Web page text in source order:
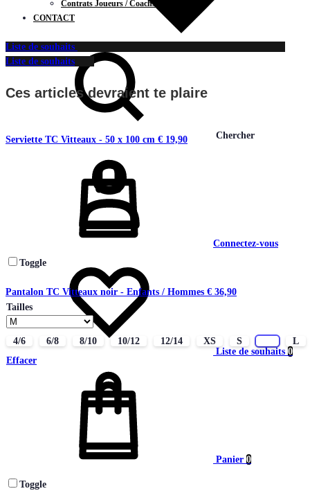
Contrats Joueurs / Coachs
CONTACT
Chercher
Connectez-vous
Liste de souhaits 0
Panier 0
Liste de souhaits
Liste de souhaits
Ces articles devraient te plaire
Serviette TC Vitteaux - 50 x 100 cm € 19,90
Toggle
Pantalon TC Vitteaux noir - Enfants / Hommes € 36,90
Tailles
4/6 6/8 8/10 10/12 12/14 XS S
L
Effacer
Toggle